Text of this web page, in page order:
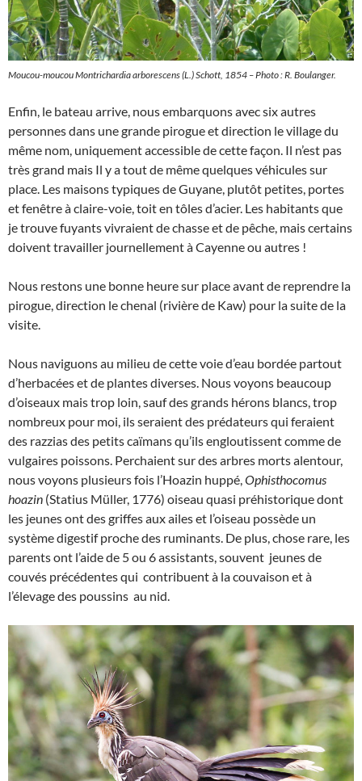
Moucou-moucouMontrichardia arborescens(L.) Schott, 1854 – Photo : R. Boulanger.
Enfin, le bateau arrive, nous embarquons avec six autres
personnes dans une grande pirogue et direction le village du
même nom, uniquement accessible de cette façon. Il n’est pas
très grand mais Il y a tout de même quelques véhicules sur
place. Les maisons typiques de Guyane, plutôt petites, portes
et fenêtre à claire-voie, toit en tôles d’acier. Les habitants que
je trouve fuyants vivraient de chasse et de pêche, mais certains
doivent travailler journellement à Cayenne ou autres !
Nous restons une bonne heure sur place avant de reprendre la
pirogue, direction le chenal (rivière de Kaw) pour la suite de la
visite.
Nous naviguons au milieu de cette voie d’eau bordée partout
d’herbacées et de plantes diverses. Nous voyons beaucoup
d’oiseaux mais trop loin, sauf des grands hérons blancs, trop
nombreux pour moi, ils seraient des prédateurs qui feraient
des razzias des petits caïmans qu’ils engloutissent comme de
vulgaires poissons. Perchaient sur des arbres morts alentour,
nous voyons plusieurs fois l’Hoazin huppé,Ophisthocomus
hoazin (Statius Müller, 1776) oiseau quasi préhistorique dont
les jeunes ont des griffes aux ailes et l’oiseau possède un
système digestif proche des ruminants. De plus, chose rare, les
parents ont l’aide de 5 ou 6 assistants, souvent jeunes de
couvés précédentes qui contribuent à la couvaison et à
l’élevage des poussins au nid.